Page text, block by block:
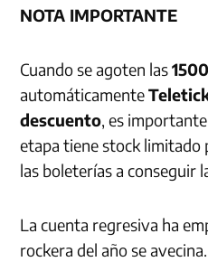
NOTA IMPORTANTE
Cuando se agoten las
automáticamente
descuento, es
etapa tiene stock limitado
las boleterías a conseguir
La cuenta regresiva ha
rockera del año se avecina.